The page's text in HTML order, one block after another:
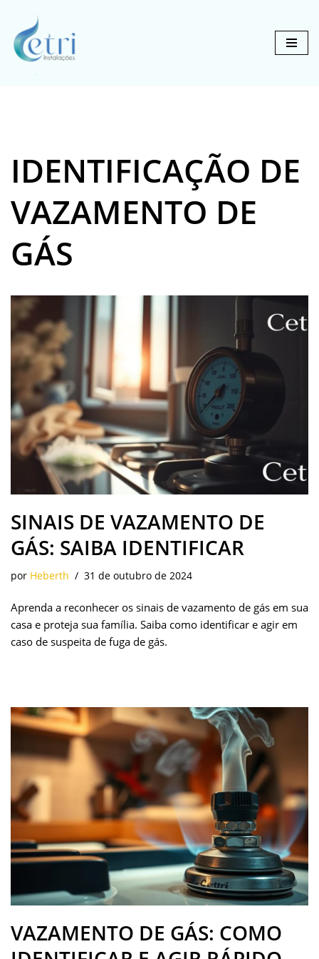
Pular
para
IDENTIFICAÇÃO DE
VAZAMENTO DE
GÁS
SINAIS DE VAZAMENTO DE
GÁS: SAIBA IDENTIFICAR
por Heberth 31 de outubro de 2024
Aprenda a reconhecer os sinais de vazamento de gás em sua
casa e proteja sua família. Saiba como identificar e agir em
caso de suspeita de fuga de gás.
VAZAMENTO DE GÁS: COMO